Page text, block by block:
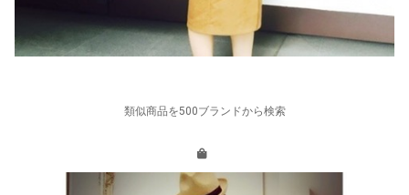
類似商品を500ブランドから検索